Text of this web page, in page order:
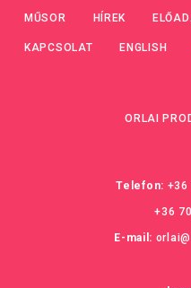
MŰSOR HÍREK
KAPCSOLAT ENGLISH
ORLAI
Telefon: +36
+36
E-mail: